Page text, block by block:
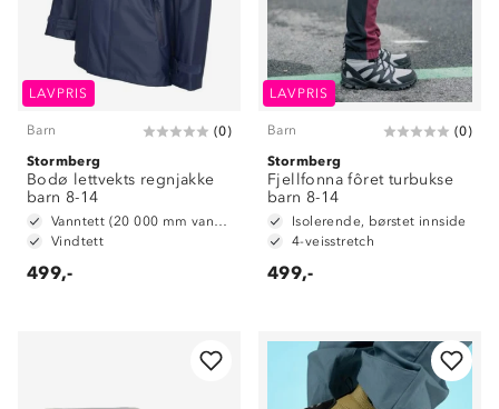
LAVPRIS
Barn (0)
Stormberg
Bodø lettvekts regnjakke
barn 8-14
Vanntett (20 000 mm vannsøyle)
Vindtett
499,-
LAVPRIS
Barn (0)
Stormberg
Fjellfonna fôret turbukse
barn 8-14
Isolerende, børstet innside
4-veisstretch
499,-